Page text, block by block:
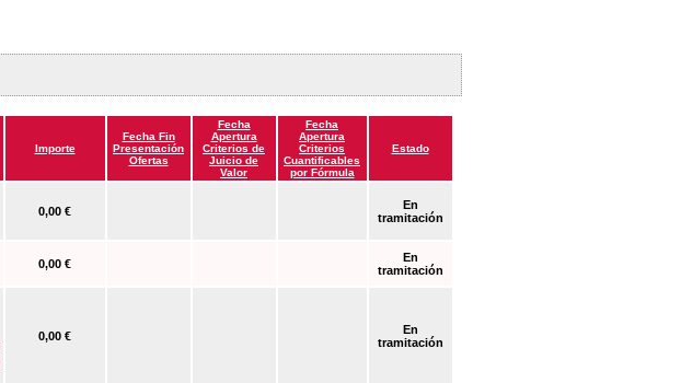
Importe
Fecha Fin
Presentación
Ofertas
Fecha
Apertura
Criterios de
Juicio de
Valor
Fecha
Apertura
Criterios
Cuantificables
por Fórmula
Estado
0,00 €
En
tramitación
0,00 €
En
tramitación
0,00 €
En
tramitación